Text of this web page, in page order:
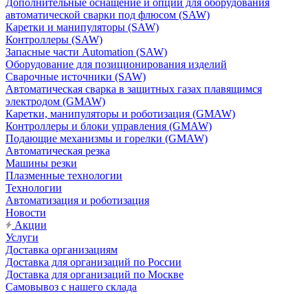
Дополнительные оснащение и опции для оборудования
автоматической сварки под флюсом (SAW)
Каретки и манипуляторы (SAW)
Контроллеры (SAW)
Запасные части Automation (SAW)
Оборудование для позиционирования изделий
Сварочные источники (SAW)
Автоматическая сварка в защитных газах плавящимся
электродом (GMAW)
Каретки, манипуляторы и роботизация (GMAW)
Контроллеры и блоки управления (GMAW)
Подающие механизмы и горелки (GMAW)
Автоматическая резка
Машины резки
Плазменные технологии
Технологии
Автоматизация и роботизация
Новости
Акции
Услуги
Доставка организациям
Доставка для организаций по России
Доставка для организаций по Москве
Самовывоз с нашего склада